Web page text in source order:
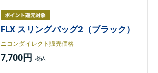
FLX スリングバッグ2（ブラック）
ニコンダイレクト販売価格
7,700円